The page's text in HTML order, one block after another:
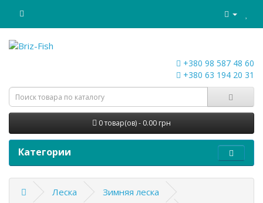
+380 98 587 48 60
+380 63 194 20 31
0 товар(ов) - 0.00 грн
Категории
Леска
Зимняя леска